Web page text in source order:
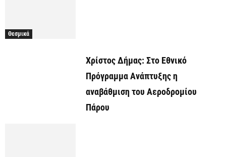
Θεσμικά
Χρίστος Δήμας: Στο Εθνικό
Πρόγραμμα Ανάπτυξης η
αναβάθμιση του Αεροδρομίου
Πάρου